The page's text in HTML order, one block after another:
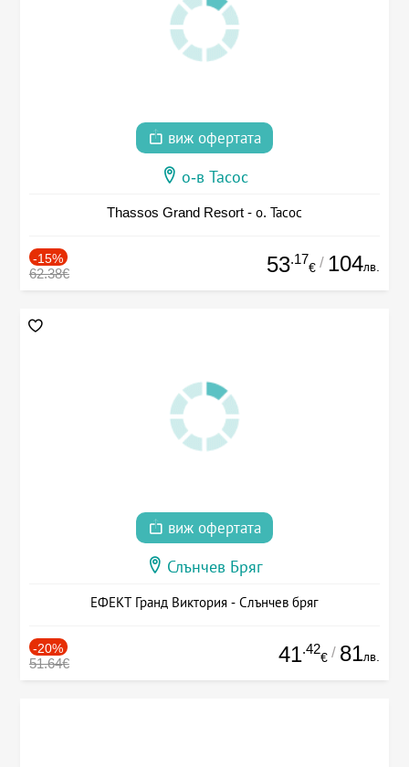
виж офертата
о-в Тасос
Thassos Grand Resort - о. Тасос
-15%
62.38€ 53.17
€ / 104лв.
виж офертата
Слънчев Бряг
ЕФЕКТ Гранд Виктория - Слънчев бряг
-20%
51.64€ 41.42
€ / 81лв.